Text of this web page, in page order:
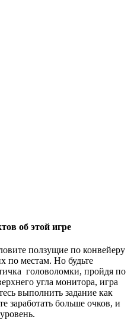
об этой игре
ползущие по конвейеру
по местам. Но будьте
головоломки, пройдя по
угла монитора, игра
выполнить задание как
заработать больше очков, и